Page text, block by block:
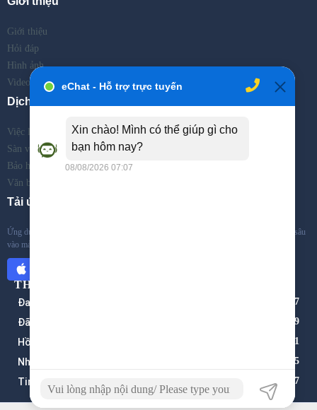
Giới thiệu
Hỏi đáp
Hình ảnh
Video
Dịch vụ
Việc làm
Sàn việc làm
Bảo hiểm thất nghiệp
Văn bản
Tải ứng dụng
Ứng dụng tìm việc và tuyển dụng trên di động đầu tiên tại Việt Nam. Với việc chuyên sâu
vào mảng tuyển dụng và tìm kiếm việc làm của 3 lĩnh vực: ...
THỐNG KÊ
Đang truy cập: 377
Đã truy cập: 32.541.359
Hồ sơ tìm việc: 1.781
Nhà tuyển dụng: 1.005
Tin tuyển dụng: 1.917